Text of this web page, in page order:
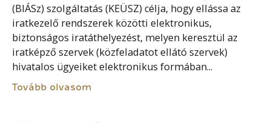
(BIÁSz) szolgáltatás (KEÜSZ) célja, hogy ellássa az
iratkezelő rendszerek közötti elektronikus,
biztonságos iratáthelyezést, melyen keresztül az
iratképző szervek (közfeladatot ellátó szervek)
hivatalos ügyeiket elektronikus formában...
Tovább olvasom